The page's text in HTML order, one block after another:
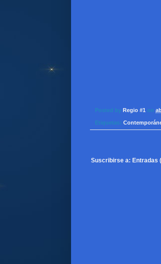
Posted by Regio #1 on
Etiquetas:
Suscribirse a: Entradas